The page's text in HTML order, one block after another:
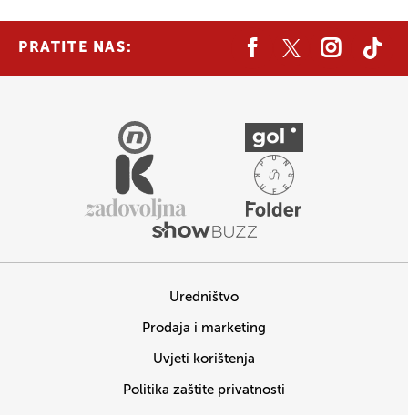
PRATITE NAS:
Uredništvo
Prodaja i marketing
Uvjeti korištenja
Politika zaštite privatnosti